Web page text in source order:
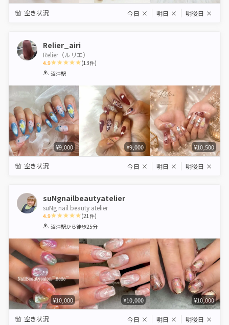
空き状況 今日 × 明日 × 明後日 ×
Relier_airi
Relier（ルリエ）
4.9
1 2 3
(13件)
沼津駅
¥9,000 ¥9,000 ¥10,500
空き状況 今日 × 明日 × 明後日 ×
suNgnailbeautyatelier
suNg nail beauty atelier
4.9
1 2 3 4 5
(21件)
沼津駅から徒歩25分
¥10,000 ¥10,000 ¥10,000
空き状況 今日 × 明日 × 明後日 ×